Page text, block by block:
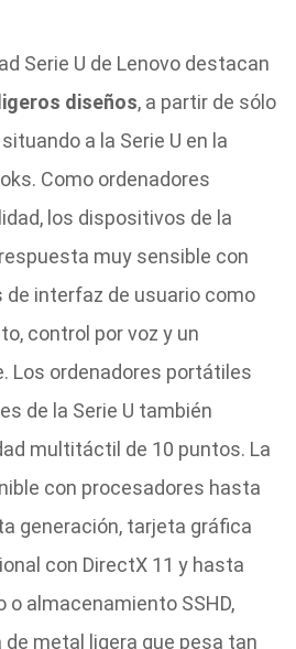
Serie U de Lenovo destacan
diseños, a partir de sólo
a la Serie U en la
Como ordenadores
los dispositivos de la
muy sensible con
de interfaz de usuario como
control por voz y un
Los ordenadores portátiles
de la Serie U también
multitáctil de 10 puntos. La
con procesadores hasta
generación, tarjeta gráfica
con DirectX 11 y hasta
o almacenamiento SSHD,
metal ligera que pesa tan